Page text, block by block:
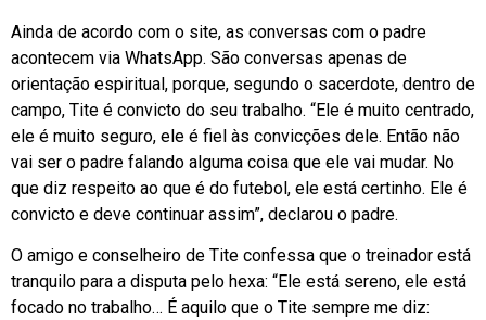
Ainda de acordo com o site, as conversas com o padre
acontecem via WhatsApp. São conversas apenas de
orientação espiritual, porque, segundo o sacerdote, dentro de
campo, Tite é convicto do seu trabalho. “Ele é muito centrado,
ele é muito seguro, ele é fiel às convicções dele. Então não
vai ser o padre falando alguma coisa que ele vai mudar. No
que diz respeito ao que é do futebol, ele está certinho. Ele é
convicto e deve continuar assim”, declarou o padre.
O amigo e conselheiro de Tite confessa que o treinador está
tranquilo para a disputa pelo hexa: “Ele está sereno, ele está
focado no trabalho… É aquilo que o Tite sempre me diz: